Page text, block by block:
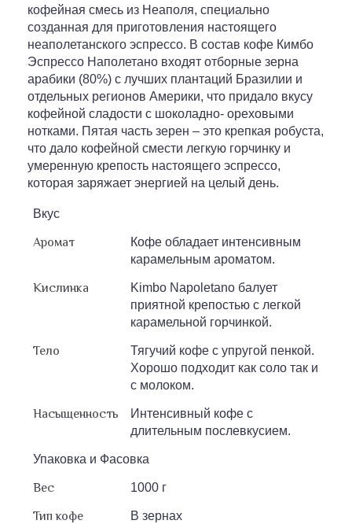
кофейная смесь из Неаполя, специально
созданная для приготовления настоящего
неаполетанского эспрессо. В состав кофе Кимбо
Эспрессо Наполетано входят отборные зерна
арабики (80%) с лучших плантаций Бразилии и
отдельных регионов Америки, что придало вкусу
кофейной сладости с шоколадно- ореховыми
нотками. Пятая часть зерен – это крепкая робуста,
что дало кофейной смести легкую горчинку и
умеренную крепость настоящего эспрессо,
которая заряжает энергией на целый день.
Вкус
Аромат
Кофе обладает интенсивным
карамельным ароматом.
Кислинка
Kimbo Napoletano балует
приятной крепостью с легкой
карамельной горчинкой.
Тело
Тягучий кофе с упругой пенкой.
Хорошо подходит как соло так и
с молоком.
Насыщенность
Интенсивный кофе с
длительным послевкусием.
Упаковка и Фасовка
Вес 1000 г
Тип кофе В зернах